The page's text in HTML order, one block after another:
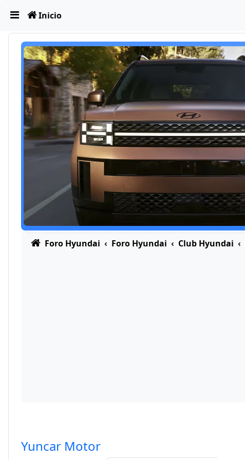
Obviar Inicio
Foro Hyundai Foro Hyundai Club Hyundai
Yuncar Motor